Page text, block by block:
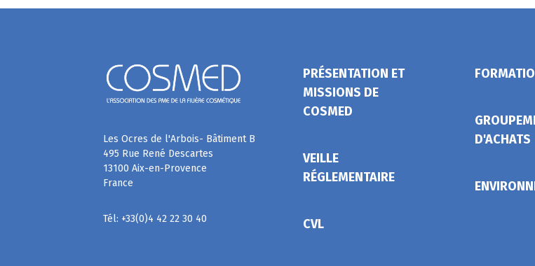
Les Ocres de l'Arbois- Bâtiment B
495 Rue René Descartes
13100 Aix-en-Provence
France
Tél: +33(0)4 42 22 30 40
PRÉSENTATION ET
MISSIONS DE
COSMED
VEILLE
RÉGLEMENTAIRE
CVL
D'ACHATS